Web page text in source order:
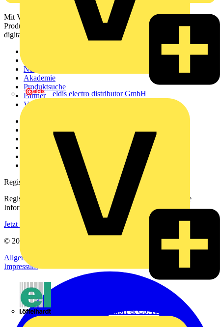
eldis electro distributor GmbH
Emil Löffelhardt GmbH & Co. KG
Mit Voltimum erhalten Elektrofachkräfte Zugang zu Branchennews,
Produktinformationen, Schulungen und Tools – alles auf einer
digitalen Plattform und Community.
News
Akademie
Produktsuche
Partner
Voltimum+
Downloadbereich (PDFs)
Häufig gestellte Fragen
voltimum.com
Registrierung
Registrieren Sie sich kostenlos und erhalten Sie stets aktuelle
Informationen aus der Elektroindustrie.
Jetzt registrieren
© 2002-
Allgemeine Geschäftsbedingungen
Impressum